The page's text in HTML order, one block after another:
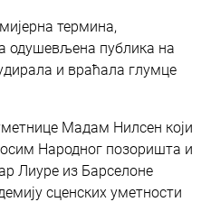
термина,
одушевљена публика на
и враћала глумце
Мадам Нилсен који
Народног позоришта и
Лиуре из Барселоне
сценских уметности